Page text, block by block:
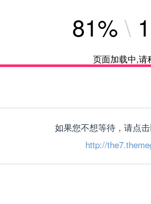
84% \
页面加载中,请
如果您不想等待，请点
http://